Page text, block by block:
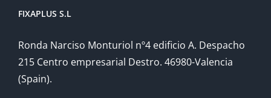
FIXAPLUS S.L
Ronda Narciso Monturiol nº4 edificio A. Despacho
215 Centro empresarial Destro. 46980-Valencia
(Spain).